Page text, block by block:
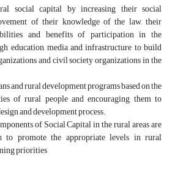
social capital by increasing their social
of their knowledge of the law, their
and benefits of participation in the
education, media and infrastructure to build
and civil society organizations in the
and rural development programs based on the
of rural people and encouraging them to
and development process.
of Social Capital in the rural areas are
to promote the appropriate levels in rural
priorities